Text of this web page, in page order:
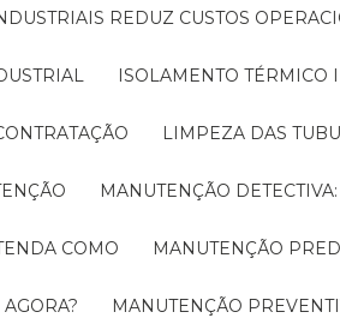
REDUZ CUSTOS
ISOLAMENTO TÉRMICO
LIMPEZA DAS
MANUTENÇÃO
COMO MANUTENÇÃO
MANUTENÇÃO